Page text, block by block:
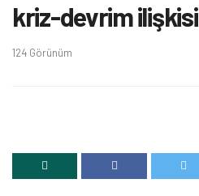
kriz-devrim ilişkisi
124 Görünüm